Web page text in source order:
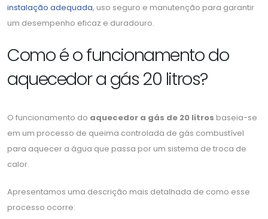
instalação adequada, uso seguro e manutenção para garantir
um desempenho eficaz e duradouro.
Como é o funcionamento do
aquecedor a gás 20 litros?
O funcionamento do aquecedor a gás de 20 litros baseia-se
em um processo de queima controlada de gás combustível
para aquecer a água que passa por um sistema de troca de
calor.
Apresentamos uma descrição mais detalhada de como esse
processo ocorre: